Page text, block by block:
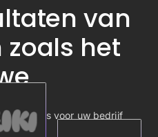
van
het
voor uw bedrijf